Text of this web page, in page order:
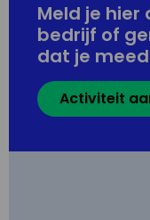
Meld je
bedrijf of
dat je
Activiteit